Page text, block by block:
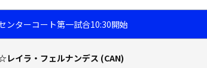
ンターコート第一試合10:30開始
レイラ・フェルナンデス (CAN)